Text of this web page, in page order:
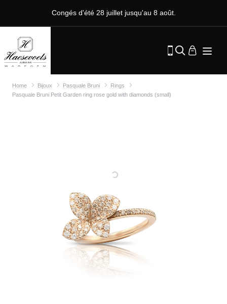
Congés d'été 28 juillet jusqu'au 8 août.
Home Bijoux Pasquale Bruni
Rings
Pasquale Bruni Petit Garden ring rose gold with diamonds (small)